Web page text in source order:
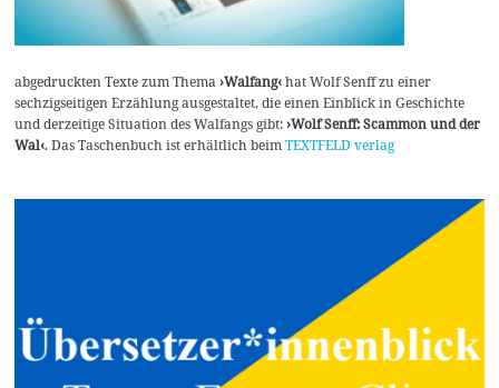
abgedruckten Texte zum Thema›Walfang‹hat Wolf Senff zu einer
sechzigseitigen Erzählung ausgestaltet, die einen Einblick in Geschichte
und derzeitige Situation des Walfangs gibt:›Wolf Senff: Scammon und der
Wal‹. Das Taschenbuch ist erhältlich beimTEXTFELD verlag